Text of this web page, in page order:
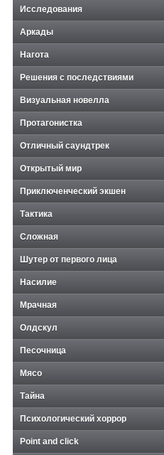
Исследования
Аркады
Нагота
Решения с последствиями
Визуальная новелла
Протагонистка
Отличный саундтрек
Открытый мир
Приключенческий экшен
Тактика
Сложная
Шутер от первого лица
Насилие
Мрачная
Олдскул
Песочница
Мясо
Тайна
Психологический хоррор
Point and click